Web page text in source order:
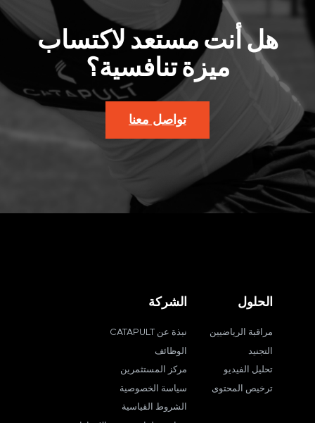
هل أنت مستعد لاكتساب
ميزة تنافسية؟
تواصل معنا
الحلول
مراقبة الرياضيين
التجنيد
تحليل الفيديو
ترخيص المحتوى
الشركة
نبذة عن CATAPULT
الوظائف
مركز المستثمرين
سياسة الخصوصية
الشروط القياسية